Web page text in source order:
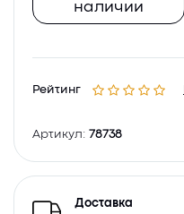
Рейтинг
Артикул: 78738
наличии
Доставка